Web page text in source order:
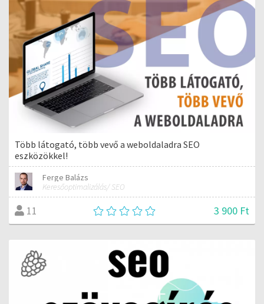
Több látogató, több vevő a weboldaladra SEO
eszközökkel!
Ferge Balázs
Keresőoptimalizálás/ SEO
11 3 900 Ft